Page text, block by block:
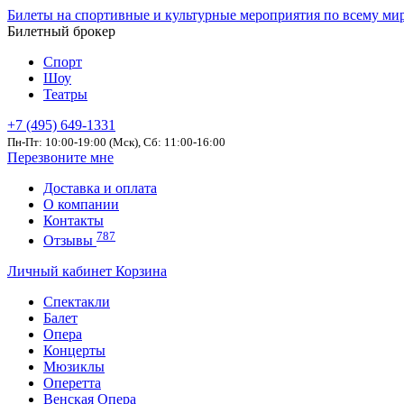
Билеты на спортивные и культурные мероприятия по всему
Билетный брокер
Спорт
Шоу
Театры
+7 (495) 649-1331
Пн-Пт: 10:00-19:00 (Мск), Сб: 11:00-16:00
Перезвоните мне
Доставка и оплата
О компании
Контакты
Отзывы 787
Личный кабинет Корзина
Спектакли
Балет
Опера
Концерты
Мюзиклы
Оперетта
Венская Опера